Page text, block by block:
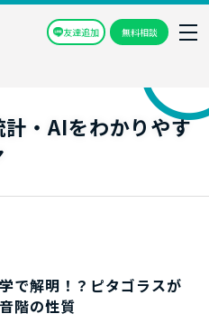
友達追加 無料相談
・AIをわかりやす
で解明！？ピタゴラスが
階の性質